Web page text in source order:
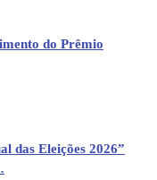
do Prêmio
das Eleições 2026”